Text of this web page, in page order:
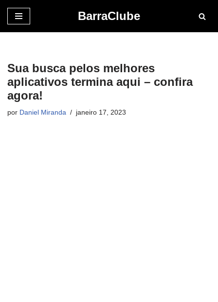
Pular
BarraClube
Sua busca pelos melhores
aplicativos termina aqui – confira
agora!
por Daniel Miranda janeiro 17, 2023